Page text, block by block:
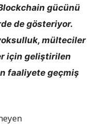
gücünü
de gösteriyor.
mülteciler
için geliştirilen
faaliyete geçmiş